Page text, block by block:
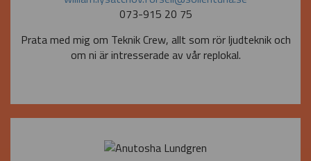
073-915 20 75‬
Prata med mig om Teknik Crew, allt som rör ljudteknik och
om ni är intresserade av vår replokal.